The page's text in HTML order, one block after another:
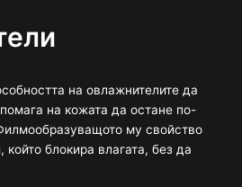
на овлажнителите да
на кожата да остане по-
му свойство
блокира влагата, без да